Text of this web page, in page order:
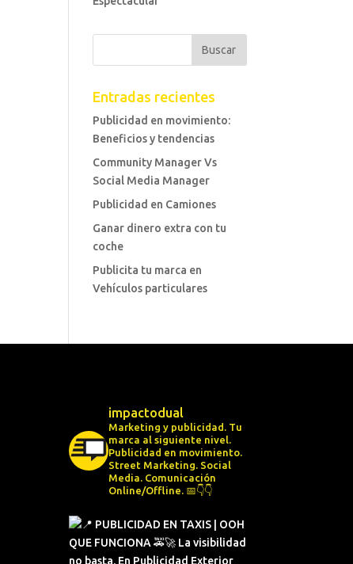
Entradas recientes
Publicidad en movimiento:
Beneficios y tendencias
Community Manager Vs
Social Media Manager
Publicidad en Camiones
Ganar dinero extra con tu
coche
Publicita tu marca en
Vehículos particulares
impactodual
Marketing y publicidad. Tu
marca al siguiente nivel.
Publicidad en movimiento.
Street Marketing. Social
Media. Comunicación
Online/Offline. 📅👇👇